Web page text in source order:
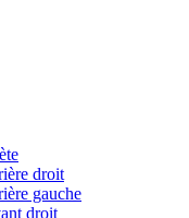
droit
gauche
droit